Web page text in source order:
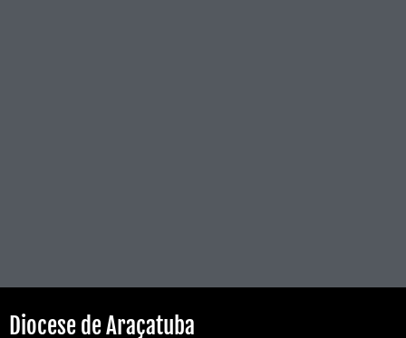
Diocese de Araçatuba